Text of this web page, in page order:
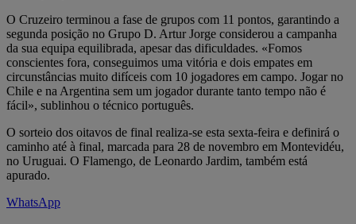
O Cruzeiro terminou a fase de grupos com 11 pontos, garantindo a
segunda posição no Grupo D. Artur Jorge considerou a campanha
da sua equipa equilibrada, apesar das dificuldades. «Fomos
conscientes fora, conseguimos uma vitória e dois empates em
circunstâncias muito difíceis com 10 jogadores em campo. Jogar no
Chile e na Argentina sem um jogador durante tanto tempo não é
fácil», sublinhou o técnico português.
O sorteio dos oitavos de final realiza-se esta sexta-feira e definirá o
caminho até à final, marcada para 28 de novembro em Montevidéu,
no Uruguai. O Flamengo, de Leonardo Jardim, também está
apurado.
WhatsApp